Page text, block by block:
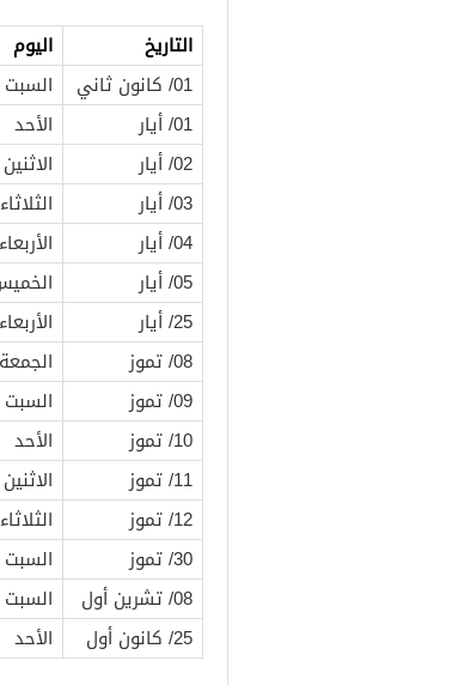
التاريخ
اليوم
01/ كانون ثاني
السبت
01/ أيار
الأحد
02/ أيار
الاثنين
03/ أيار
الثلاثاء
04/ أيار
الأربعاء
05/ أيار
25/ أيار
الأربعاء
08/ تموز
الجمعة
09/ تموز
السبت
10/ تموز
الأحد
11/ تموز
الاثنين
12/ تموز
الثلاثاء
30/ تموز
السبت
08/ تشرين أول
السبت
25/ كانون أول
الأحد